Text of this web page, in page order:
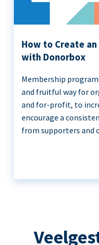
How to Create
with Donorbox
Membership
and fruitful way for
and for-profit, to
encourage a
from supporters and